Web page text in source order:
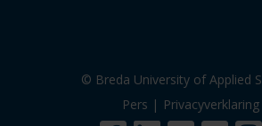
© Breda University of Applied
Pers | Privacyverklaring